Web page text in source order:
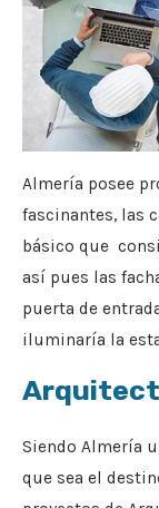
Almería posee
fascinantes, las
básico que
así pues las
puerta de
iluminaría la
Siendo Almería
que sea el